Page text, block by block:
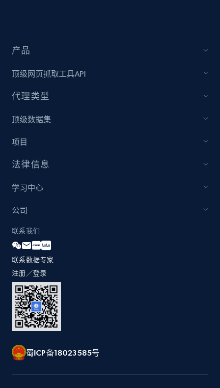
产品
顶级网页抓取工具API
代理类型
顶级数据集
项目
法律信息
学习中心
公司
联系我们
联系数据专家
注册／登录
蜀ICP备18023585号